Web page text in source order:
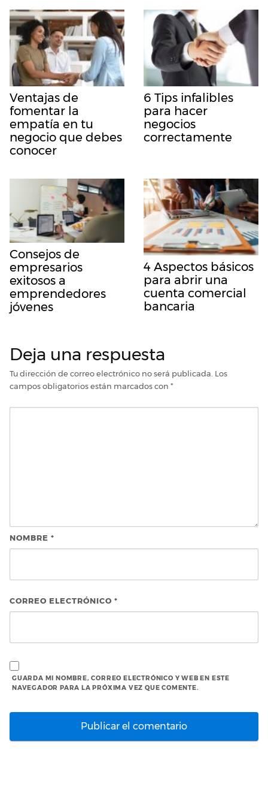
Ventajas de
fomentar la
empatía en tu
negocio que debes
conocer
6 Tips infalibles
para hacer
negocios
correctamente
Consejos de
empresarios
exitosos a
emprendedores
jóvenes
4 Aspectos básicos
para abrir una
cuenta comercial
bancaria
Deja una respuesta
Tu dirección de correo electrónico no será publicada. Los
campos obligatorios están marcados con *
NOMBRE *
CORREO ELECTRÓNICO *
GUARDA MI NOMBRE, CORREO ELECTRÓNICO Y WEB EN ESTE
NAVEGADOR PARA LA PRÓXIMA VEZ QUE COMENTE.